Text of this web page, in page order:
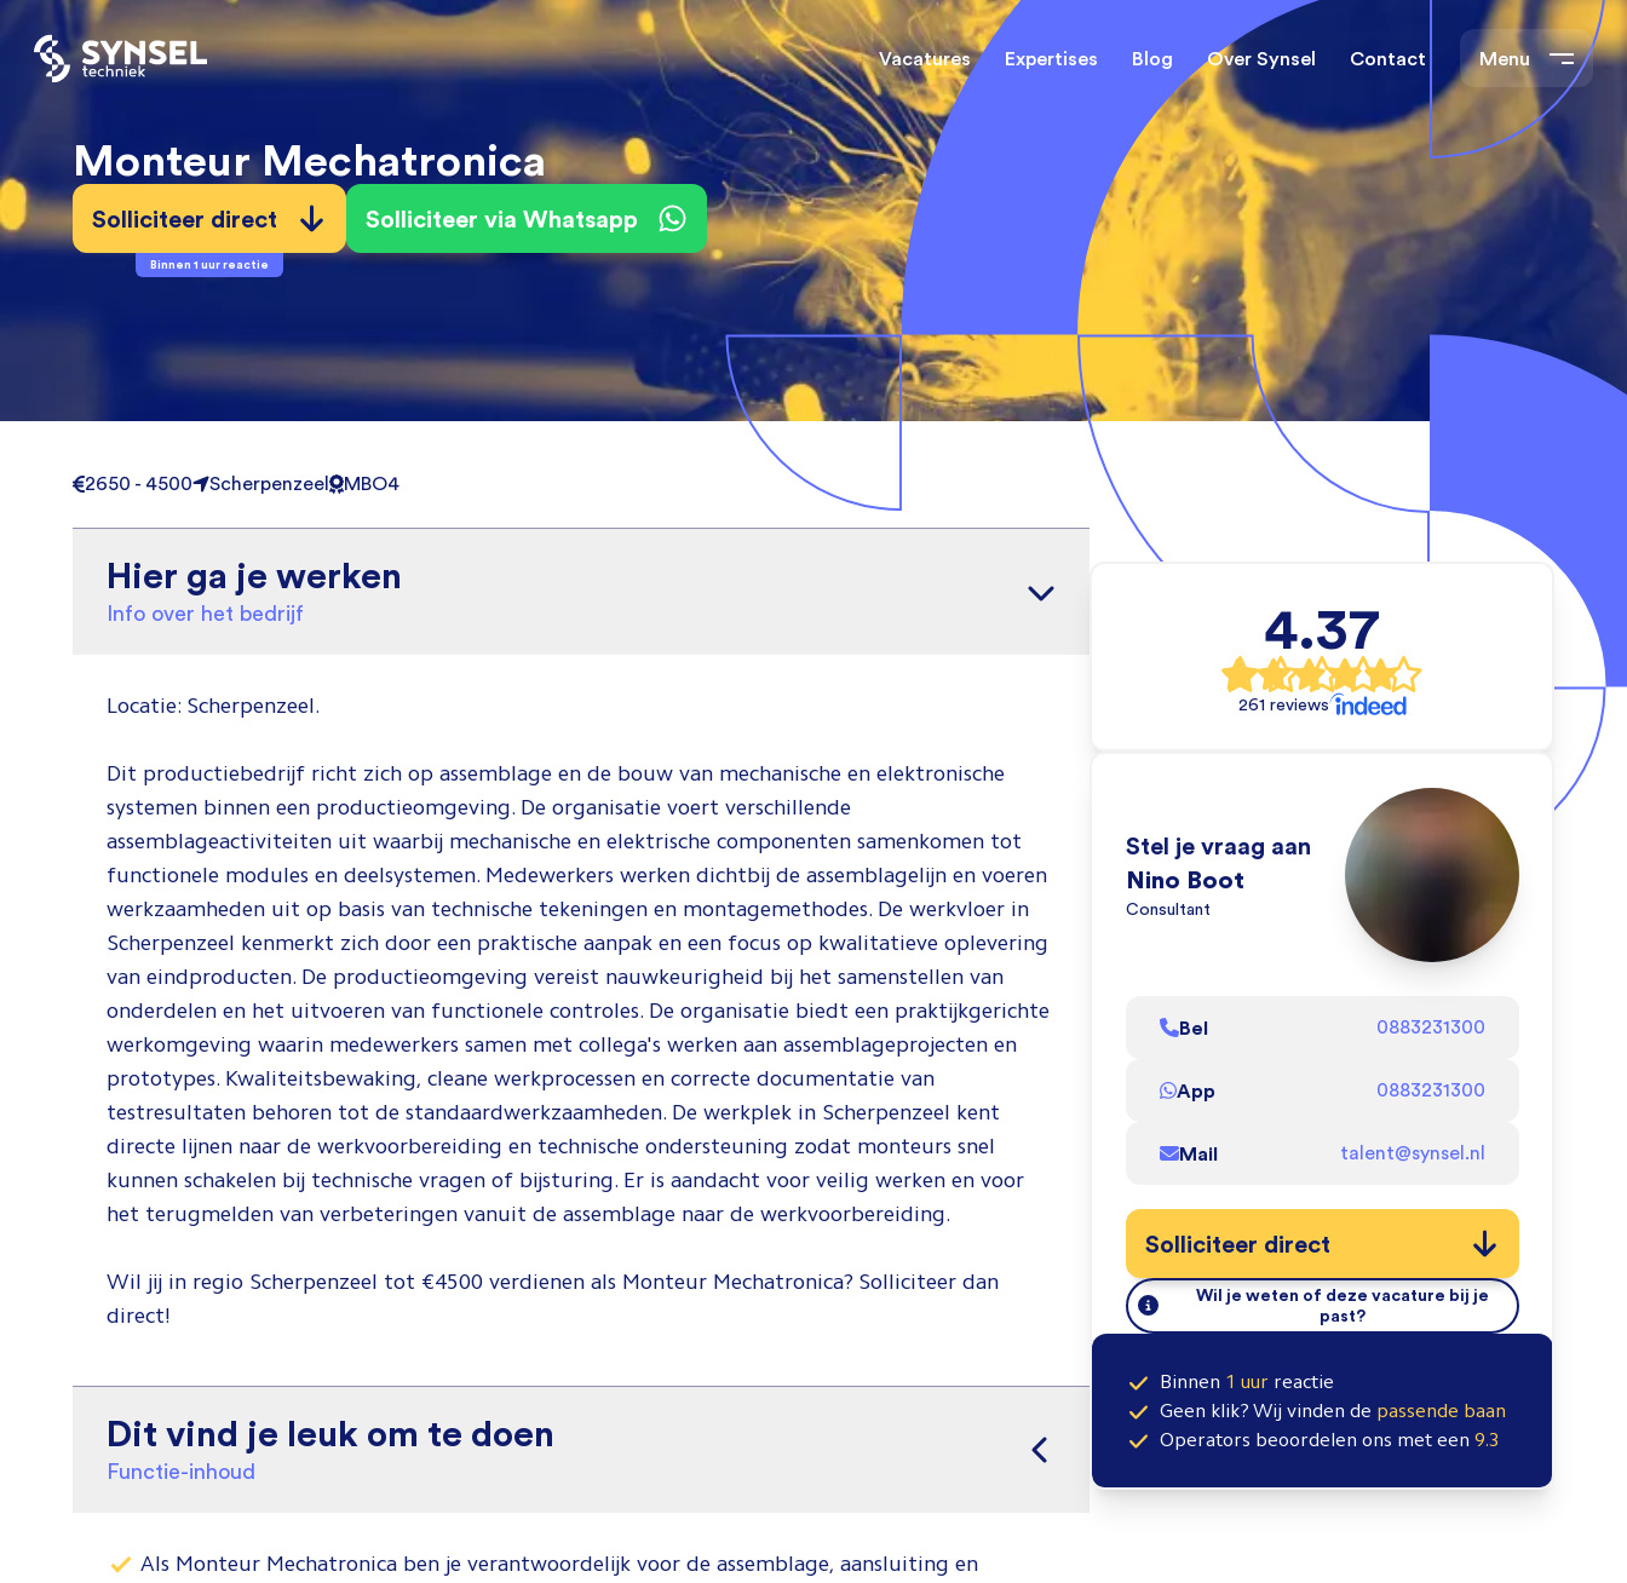
Vacatures
(Field) Service Engineers Mechanical Engineers
Software & Electrical
Engineers
Monteurs Technische
Monteurs binnendienst Installatietechniek
Technisch-Commercieel Operators
Expertises
(Field) Service Engineers Mechanical Engineers
Software & Electrical
Engineers
Monteurs Technische
Dienst
Monteurs binnendienst
Blog Over Synsel Contact Menu
Monteur Mechatronica
Solliciteer direct
Binnen 1 uur reactie
Solliciteer via Whatsapp
voor
doen. Check de
zien hoe wij dat
doen!
Speel
2650 - 4500 Scherpenzeel MBO4
Hier ga je werken
Info over het bedrijf
Locatie: Scherpenzeel.
Dit productiebedrijf richt zich op assemblage en de bouw van mechanische en elektronische
systemen binnen een productieomgeving. De organisatie voert verschillende
assemblageactiviteiten uit waarbij mechanische en elektrische componenten samenkomen tot
functionele modules en deelsystemen. Medewerkers werken dichtbij de assemblagelijn en voeren
werkzaamheden uit op basis van technische tekeningen en montagemethodes. De werkvloer in
Scherpenzeel kenmerkt zich door een praktische aanpak en een focus op kwalitatieve oplevering
van eindproducten. De productieomgeving vereist nauwkeurigheid bij het samenstellen van
onderdelen en het uitvoeren van functionele controles. De organisatie biedt een praktijkgerichte
werkomgeving waarin medewerkers samen met collega's werken aan assemblageprojecten en
prototypes. Kwaliteitsbewaking, cleane werkprocessen en correcte documentatie van
testresultaten behoren tot de standaardwerkzaamheden. De werkplek in Scherpenzeel kent
directe lijnen naar de werkvoorbereiding en technische ondersteuning zodat monteurs snel
kunnen schakelen bij technische vragen of bijsturing. Er is aandacht voor veilig werken en voor
het terugmelden van verbeteringen vanuit de assemblage naar de werkvoorbereiding.
Wil jij in regio Scherpenzeel tot €4500 verdienen als Monteur Mechatronica? Solliciteer dan
direct!
Dit vind je leuk om te doen
Functie-inhoud
Als Monteur Mechatronica ben je verantwoordelijk voor de assemblage, aansluiting en
4.37
261 reviews
Stel je vraag aan
Nino Boot
Consultant
Bel 0883231300
App 0883231300
Mail talent@synsel.nl
Solliciteer direct
Wil je weten of deze vacature bij je
past?
Binnen 1 uur reactie
Geen klik? Wij vinden de passende baan
Operators beoordelen ons met een 9.3